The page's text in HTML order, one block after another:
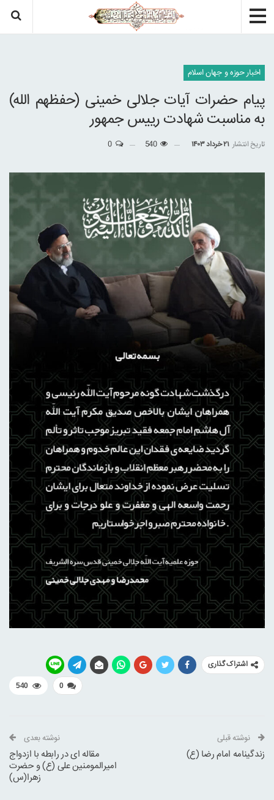
اخبار حوزه و جهان اسلام
پیام حضرات آیات جلالی خمینی (حفظهم الله)
به مناسبت شهادت رییس جمهور
تاریخ انتشار ۲۱ خرداد ۱۴۰۳ 540
اشتراک گذاری
0
540
نوشته قبلی
زندگینامه امام رضا (ع)
نوشته بعدی
مقاله ای در رابطه با ازدواج
امیرالمومنین علی (ع) و حضرت
زهرا(س)